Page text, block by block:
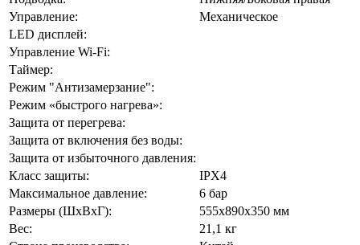
Управление:
Механическое
LED дисплей:
Управление Wi-Fi:
Таймер:
Режим "Антизамерзание":
Режим «быстрого нагрева»:
Защита от перегрева:
Защита от включения без воды:
Защита от избыточного давления:
Класс защиты:
IPX4
Максимальное давление:
6 бар
Размеры (ШхВхГ):
555х890х350 мм
Вес:
21,1 кг